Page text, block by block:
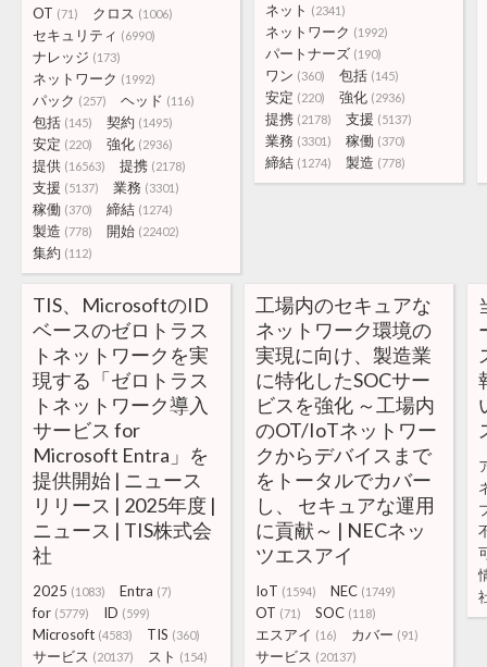
OT (71) クロス (1006)
セキュリティ (6990)
ナレッジ (173)
ネットワーク (1992)
パック (257) ヘッド (116)
包括 (145) 契約 (1495)
安定 (220) 強化 (2936)
提供 (16563) 提携 (2178)
支援 (5137) 業務 (3301)
稼働 (370) 締結 (1274)
製造 (778) 開始 (22402)
集約 (112)
ネット (2341)
ネットワーク (1992)
パートナーズ (190)
ワン (360) 包括 (145)
安定 (220) 強化 (2936)
提携 (2178) 支援 (5137)
業務 (3301) 稼働 (370)
締結 (1274) 製造 (778)
TIS、MicrosoftのID
ベースのゼロトラス
トネットワークを実
現する「ゼロトラス
トネットワーク導入
サービス for
Microsoft Entra」を
提供開始 | ニュース
リリース | 2025年度 |
ニュース | TIS株式会
社
2025 (1083) Entra (7)
for (5779) ID (599)
Microsoft (4583) TIS (360)
サービス (20137) スト (154)
工場内のセキュアな
ネットワーク環境の
実現に向け、製造業
に特化したSOCサー
ビスを強化 ～工場内
のOT/IoTネットワー
クからデバイスまで
をトータルでカバー
し、 セキュアな運用
に貢献～ | NECネッ
ツエスアイ
IoT (1594) NEC (1749)
OT (71) SOC (118)
エスアイ (16) カバー (91)
サービス (20137)